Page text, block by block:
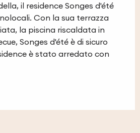
il residence Songes d'été
Con la sua terrazza
la piscina riscaldata in
Songes d'été è di sicuro
è stato arredato con